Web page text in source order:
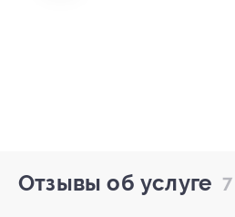
Отзывы об услуге 7